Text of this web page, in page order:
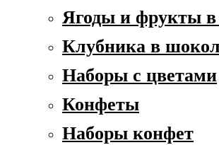
Ягоды и фрукты
Клубника в
Наборы с цветами
Конфеты
Наборы конфет